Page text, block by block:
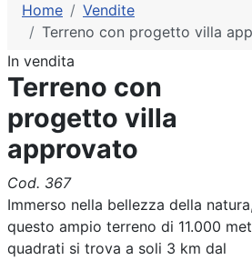
Home
Vendite
Terreno con progetto villa
In vendita
Terreno con
progetto villa
approvato
Cod. 367
Immerso nella bellezza della natura,
questo ampio terreno di 11.000
quadrati si trova a soli 3 km dal